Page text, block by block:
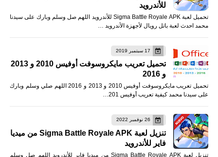
للأندرويد
تحميل لعبة Sigma Battle Royale APK للأندرويد اللهم صل وسلم وبارك على سيدنا
محمد احدث لعبة باتل رويال لأجهزة الأندرويد …
17 سبتمبر 2019
تحميل تعريب مايكروسوفت أوفيس 2010 و 2013
و 2016
تحميل تعريب مايكروسوفت أوفيس 2010 و 2013 و 2016 اللهم صلي وسلم وبارك
على سيدنا محمد كيفية تعريب أوفيس 201…
26 نوفمبر 2022
تنزيل لعبة Sigma Battle Royale APK من ميديا
فاير للأندرويد
تنزيل لعبة Sigma Battle Royale APK من ميديا فاير للأندرويد اللهم صل وسلم